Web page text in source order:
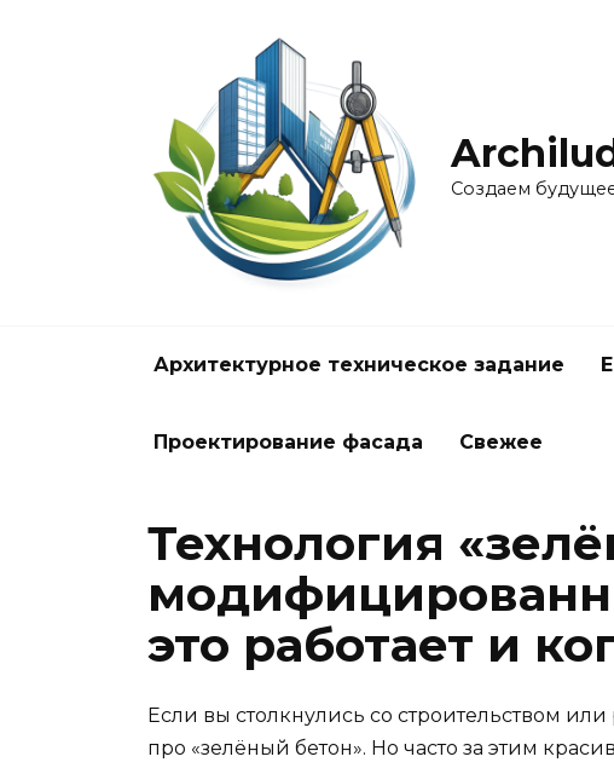
Создаем
Архитектурное техническое задание
Проектирование фасада Свежее
Технология
это работает и
Если вы столкнулись со строительством
про «зелёный бетон». Но часто за этим